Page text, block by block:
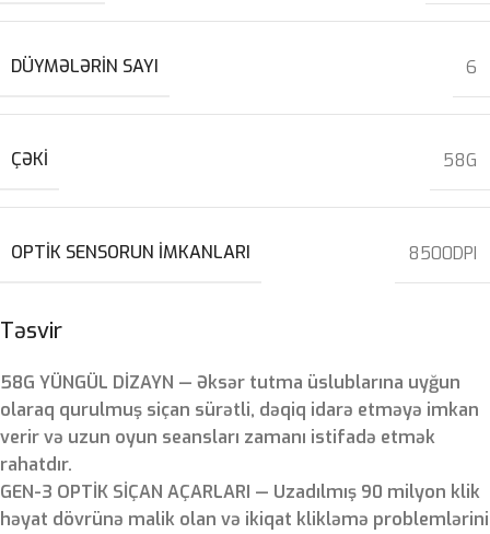
Təsvir
58G YÜNGÜL DİZAYN — Əksər tutma üslublarına uyğun
olaraq qurulmuş siçan sürətli, dəqiq idarə etməyə imkan
verir və uzun oyun seansları zamanı istifadə etmək
rahatdır.
GEN-3 OPTİK SİÇAN AÇARLARI — Uzadılmış 90 milyon klik
həyat dövrünə malik olan və ikiqat klikləmə problemlərini
DÜYMƏLƏRIN SAYI 6
ÇƏKI 58G
OPTIK SENSORUN IMKANLARI 8500DPI